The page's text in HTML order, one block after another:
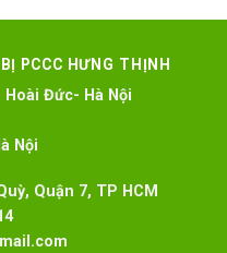
PCCC HƯNG THỊNH
Đức- Hà Nội
Nội
Quận 7, TP HCM